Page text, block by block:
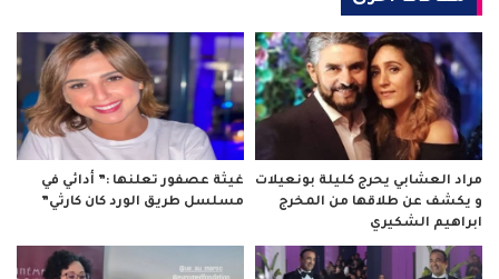
مراد العشابي يحرج كليلة بونعيلات
و يكشف عن طلاقها من المخرج
ابراهيم الشكيري
غيثة عصفور تعلنها :” أدائي في
مسلسل طريق الورد كان كارثي”